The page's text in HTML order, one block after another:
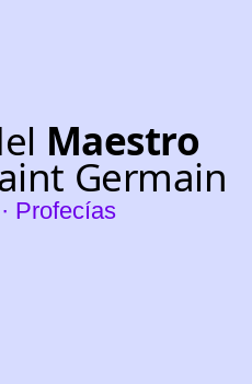
Maestro
Germain
Profecías